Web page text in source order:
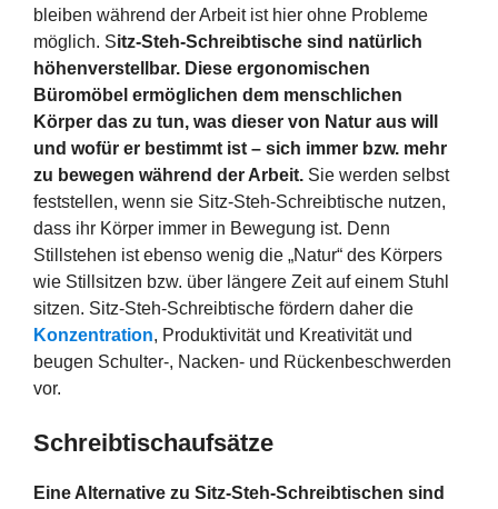
bleiben während der Arbeit ist hier ohne Probleme
möglich. Sitz-Steh-Schreibtische sind natürlich
höhenverstellbar. Diese ergonomischen
Büromöbel ermöglichen dem menschlichen
Körper das zu tun, was dieser von Natur aus will
und wofür er bestimmt ist – sich immer bzw. mehr
zu bewegen während der Arbeit. Sie werden selbst
feststellen, wenn sie Sitz-Steh-Schreibtische nutzen,
dass ihr Körper immer in Bewegung ist. Denn
Stillstehen ist ebenso wenig die „Natur“ des Körpers
wie Stillsitzen bzw. über längere Zeit auf einem Stuhl
sitzen. Sitz-Steh-Schreibtische fördern daher die
Konzentration, Produktivität und Kreativität und
beugen Schulter-, Nacken- und Rückenbeschwerden
vor.
Schreibtischaufsätze
Eine Alternative zu Sitz-Steh-Schreibtischen sind